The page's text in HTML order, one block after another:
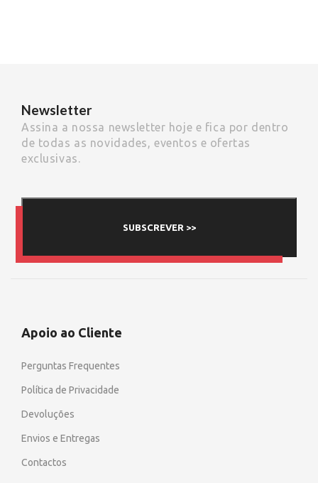
Newsletter
Assina a nossa newsletter hoje e fica por dentro
de todas as novidades, eventos e ofertas
exclusivas.
SUBSCREVER >>
Apoio ao Cliente
Perguntas Frequentes
Política de Privacidade
Devoluções
Envios e Entregas
Contactos